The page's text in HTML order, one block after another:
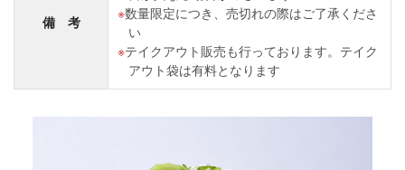
備 考
数量限定につき、売切れの際はご了承くださ
い
テイクアウト販売も行っております。テイク
アウト袋は有料となります